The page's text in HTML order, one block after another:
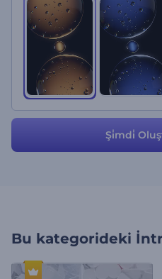
Şi̇mdi̇
Bu kategorideki